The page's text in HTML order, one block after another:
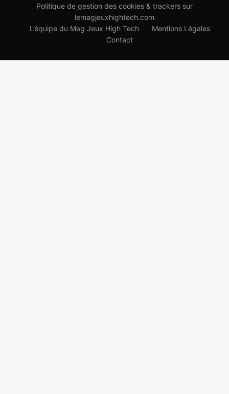
Politique de gestion des cookies & trackers sur
lemagjeuxhightech.com
L’équipe du Mag Jeux High Tech
Mentions Légales
Contact